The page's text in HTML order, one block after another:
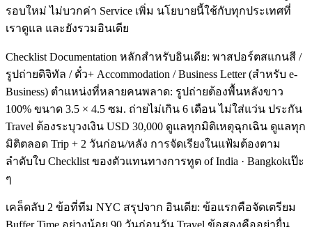
รอบใหม่ ไม่บวกค่า Service เพิ่ม นโยบายนี้ใช้กับทุกประเทศที่
เราดูแล และยังรวมอินเดีย
Checklist Documentation หลักสำหรับอินเดีย: พาสปอร์ตสแกนสี /
รูปถ่ายดิจิทัล / ตั๋ว+ Accommodation / Business Letter (สำหรับ e-
Business) ตำแหน่งที่หลายคนพลาด: รูปถ่ายต้องพื้นหลังขาว
100% ขนาด 3.5 × 4.5 ซม. ถ่ายไม่เกิน 6 เดือน ไม่ใส่แว่น ประกัน
Travel ต้องระบุวงเงิน USD 30,000 ดูแลทุกมิติเหตุฉุกเฉิน ดูแลทุก
มิติตลอด Trip + 2 วันก่อน/หลัง การจัดเรียงในแฟ้มต้องตาม
ลำดับใบ Checklist ของตัวแทนทางการทูต of India · Bangkokเป๊ะ
ๆ
เคล็ดลับ 2 ข้อที่ทีม NYC สรุปจาก อินเดีย: ข้อแรกคือจัดเตรียม
Buffer Time อย่างน้อย 90 วันก่อนวัน Travel ข้อสองคืออย่ายื่น